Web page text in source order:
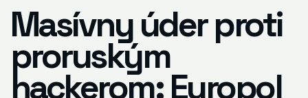
Masívny úder proti
proruským
hackerom: Europol